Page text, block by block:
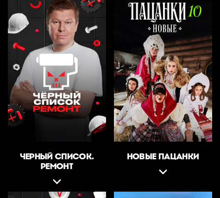
ЧЕРНЫЙ СПИСОК.
РЕМОНТ
НОВЫЕ ПАЦАНКИ